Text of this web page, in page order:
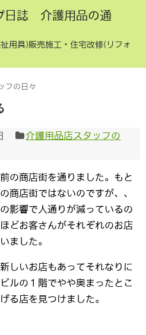
日誌 介護用品の通
用具)販売施工・住宅改修(リフォ
フの日々
介護用品店スタッフの
の商店街を通りました。もと
商店街ではないのですが、、
影響で人通りが減っているの
どお客さんがそれぞれのお店
ました。
しいお店もあってそれなりに
ルの１階でやや奥まったとこ
る店を見つけました。